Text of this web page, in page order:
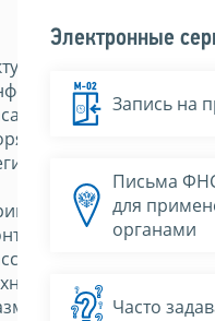
Электронные
Запись на
Письма
для
органами
Часто